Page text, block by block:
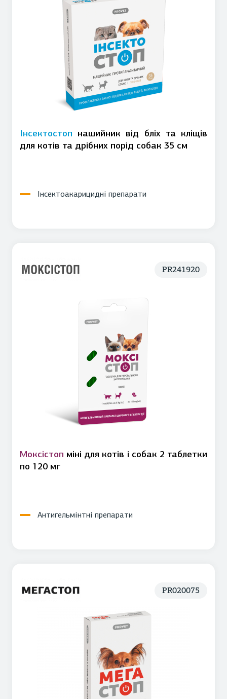
Інсектостоп нашийник від бліх та кліщів
для котів та дрібних порід собак 35 см
Інсектоакарицидні препарати
PR241920
Моксістоп міні для котів і собак 2 таблетки
по 120 мг
Антигельмінтні препарати
PR020075